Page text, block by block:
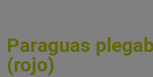
Paraguas
(rojo)